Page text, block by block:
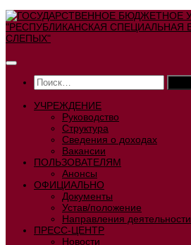
Перейти
к
содержимому
Найти:
УЧРЕЖДЕНИЕ
Руководство
Структура
Сведения о доходах
Вакансии
ПОЛЬЗОВАТЕЛЯМ
Анонсы
ОФИЦИАЛЬНО
Документы
Устав/положение
Направления деятельности
ПРЕСС-ЦЕНТР
Новости